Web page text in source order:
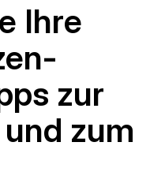
Ihre
zur
zum